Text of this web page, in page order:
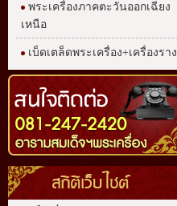
พระเครื่องภาคตะวันออกเฉียง
เหนือ
เบ็ดเตล็ดพระเครื่อง+เครื่องราง
สถิติเว็บไซต์